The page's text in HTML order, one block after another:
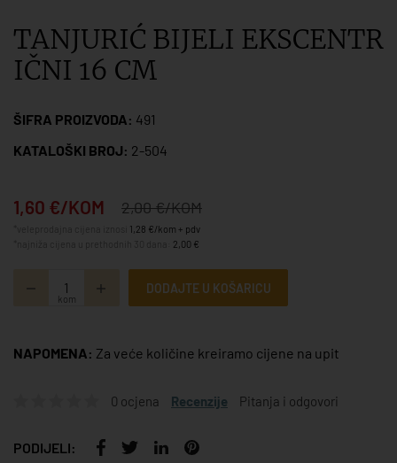
TANJURIĆ BIJELI EKSCENTR
IČNI 16 CM
ŠIFRA PROIZVODA: 491
KATALOŠKI BROJ: 2-504
1,60 €/KOM 2,00 €/KOM
1,28 €/kom + pdv
2,00 €
kom
DODAJTE U KOŠARICU
NAPOMENA: Za veće količine kreiramo cijene na upit
0 ocjena Recenzije Pitanja i odgovori
PODIJELI: